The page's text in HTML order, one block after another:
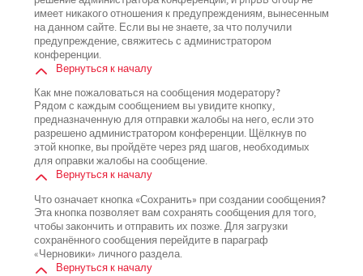
имеет никакого отношения к предупреждениям, вынесенным
на данном сайте. Если вы не знаете, за что получили
предупреждение, свяжитесь с администратором
конференции.
Вернуться к началу
Как мне пожаловаться на сообщения модератору?
Рядом с каждым сообщением вы увидите кнопку,
предназначенную для отправки жалобы на него, если это
разрешено администратором конференции. Щёлкнув по
этой кнопке, вы пройдёте через ряд шагов, необходимых
для оправки жалобы на сообщение.
Вернуться к началу
Что означает кнопка «Сохранить» при создании сообщения?
Эта кнопка позволяет вам сохранять сообщения для того,
чтобы закончить и отправить их позже. Для загрузки
сохранённого сообщения перейдите в параграф
«Черновики» личного раздела.
Вернуться к началу